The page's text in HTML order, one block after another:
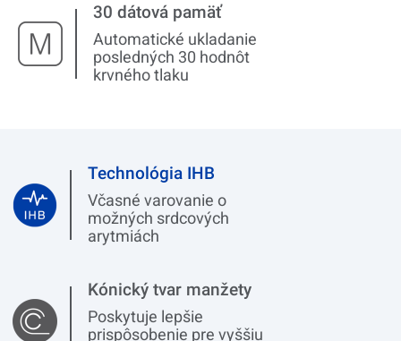
30 dátová pamäť
Automatické ukladanie
posledných 30 hodnôt
krvného tlaku
Technológia IHB
Včasné varovanie o
možných srdcových
arytmiách
Kónický tvar manžety
Poskytuje lepšie
prispôsobenie pre vyššiu